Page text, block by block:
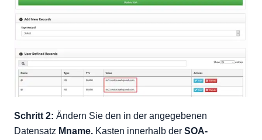
Schritt 2: Ändern Sie den in der angegebenen
Datensatz Mname. Kasten innerhalb der SOA-